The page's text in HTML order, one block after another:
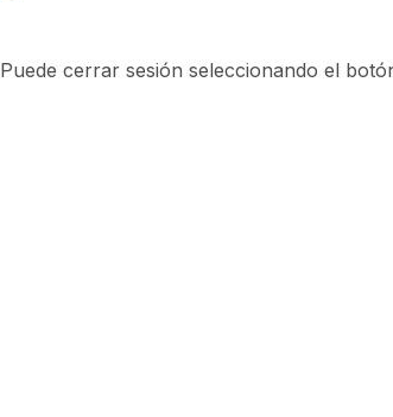
Puede cerrar sesión seleccionando el